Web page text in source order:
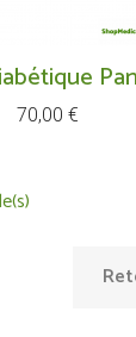
Prix
70,00 €